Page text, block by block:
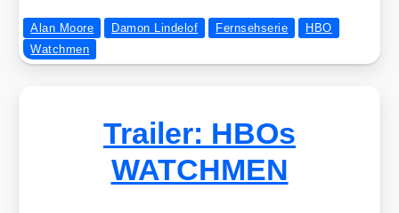
Alan Moore Damon Lindelof Fernsehserie
HBO
Watchmen
Trailer: HBOs
WATCHMEN